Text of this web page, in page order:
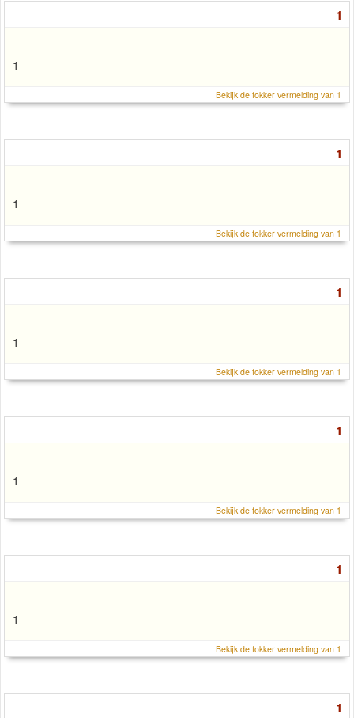
1
1
Bekijk de fokker vermelding van 1
1
1
Bekijk de fokker vermelding van 1
1
1
Bekijk de fokker vermelding van 1
1
1
Bekijk de fokker vermelding van 1
1
1
Bekijk de fokker vermelding van 1
1